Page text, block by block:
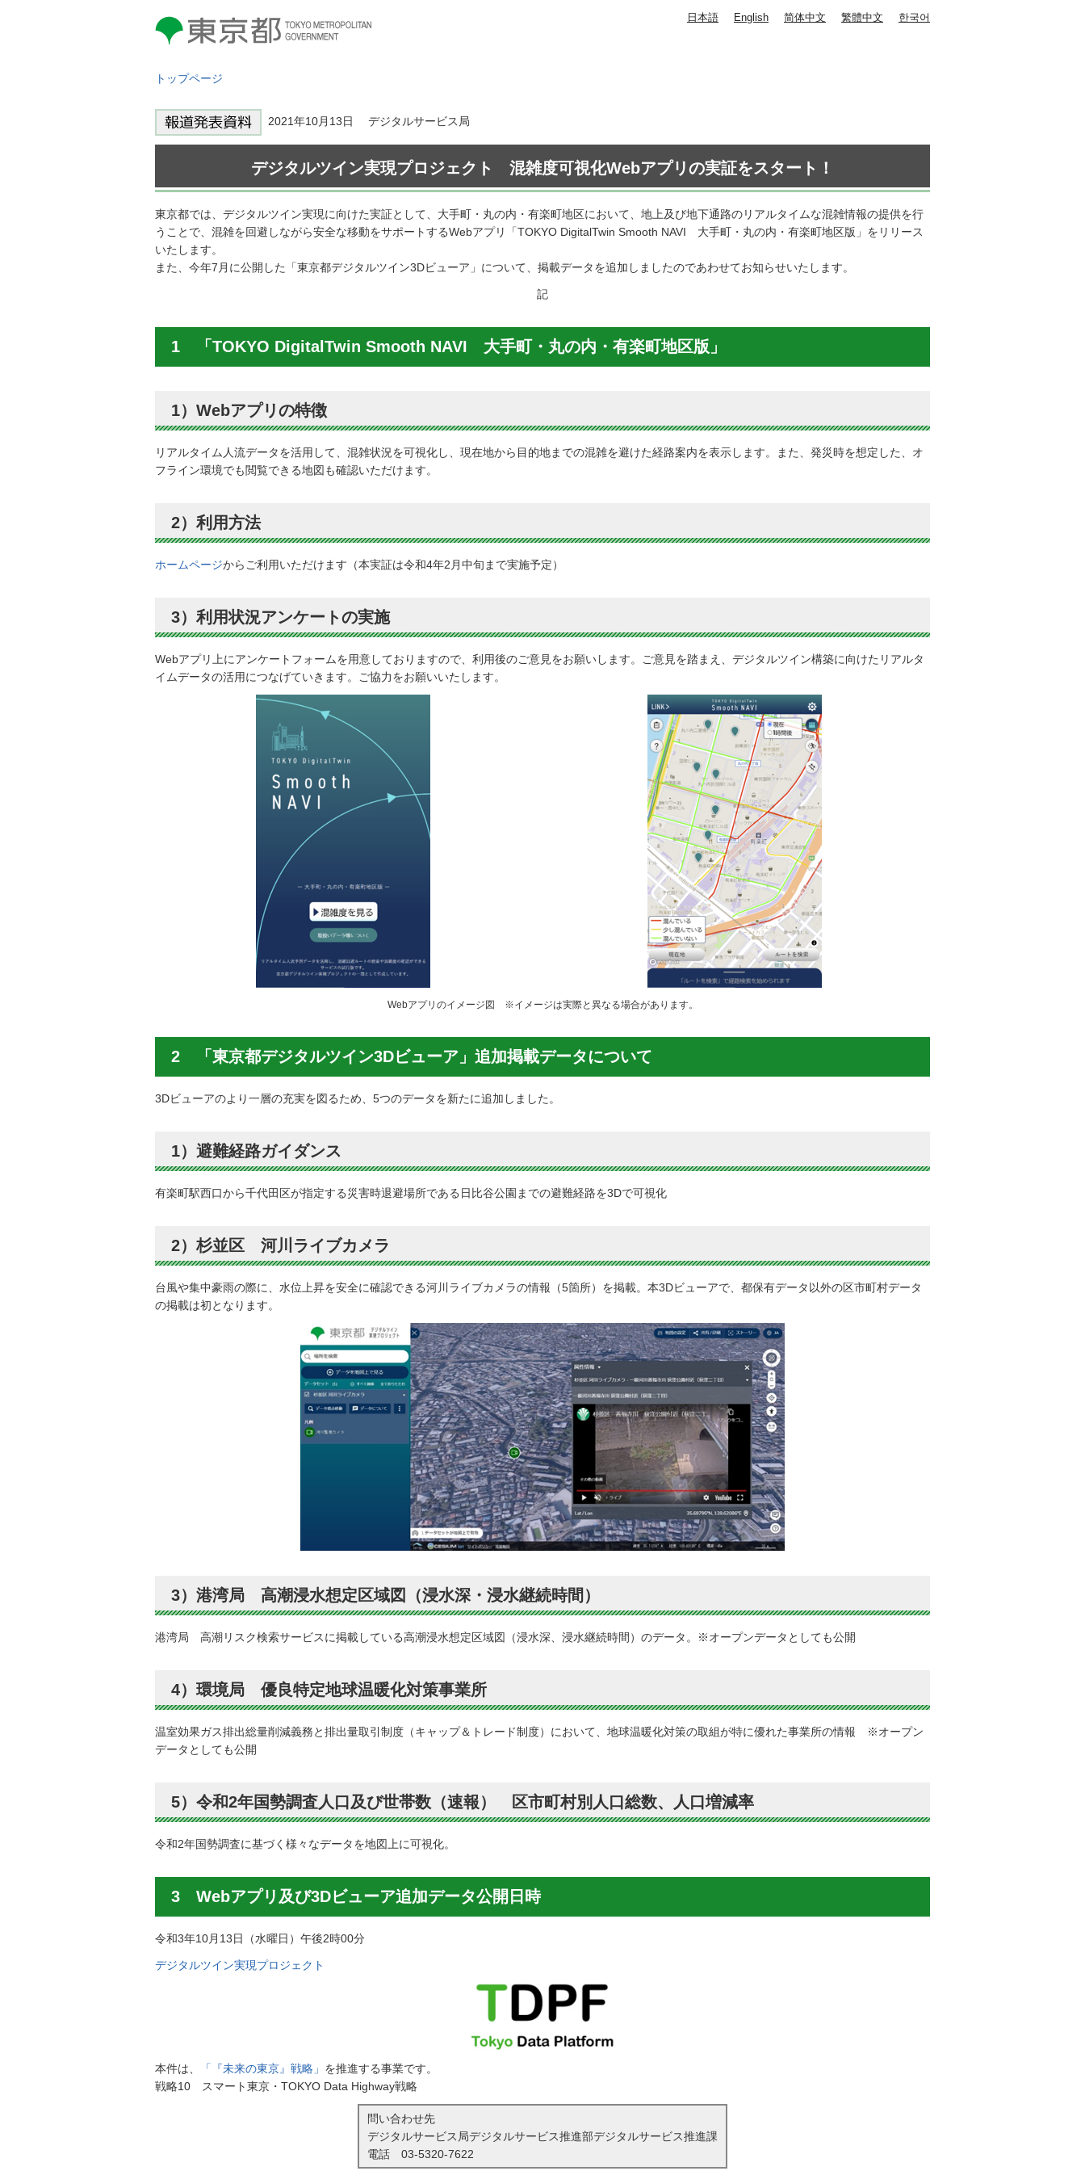
東京都 TOKYO METROPOLITAN
GOVERNMENT
日本語 English 简体中文 繁體中文 한국어
トップページ
2021年10月13日 デジタルサービス局
デジタルツイン実現プロジェクト 混雑度可視化Webアプリの実証をスタート！
東京都では、デジタルツイン実現に向けた実証として、大手町・丸の内・有楽町地区において、地上及び地下通路のリアルタイムな混雑情報の提供を行
うことで、混雑を回避しながら安全な移動をサポートするWebアプリ「TOKYO DigitalTwin Smooth NAVI 大手町・丸の内・有楽町地区版」をリリース
いたします。
また、今年7月に公開した「東京都デジタルツイン3Dビューア」について、掲載データを追加しましたのであわせてお知らせいたします。
記
1 「TOKYO DigitalTwin Smooth NAVI 大手町・丸の内・有楽町地区版」
1）Webアプリの特徴
リアルタイム人流データを活用して、混雑状況を可視化し、現在地から目的地までの混雑を避けた経路案内を表示します。また、発災時を想定した、オ
フライン環境でも閲覧できる地図も確認いただけます。
2）利用方法
ホームページからご利用いただけます（本実証は令和4年2月中旬まで実施予定）
3）利用状況アンケートの実施
Webアプリ上にアンケートフォームを用意しておりますので、利用後のご意見をお願いします。ご意見を踏まえ、デジタルツイン構築に向けたリアルタ
イムデータの活用につなげていきます。ご協力をお願いいたします。
Webアプリのイメージ図 ※イメージは実際と異なる場合があります。
2 「東京都デジタルツイン3Dビューア」追加掲載データについて
3Dビューアのより一層の充実を図るため、5つのデータを新たに追加しました。
1）避難経路ガイダンス
有楽町駅西口から千代田区が指定する災害時退避場所である日比谷公園までの避難経路を3Dで可視化
2）杉並区 河川ライブカメラ
台風や集中豪雨の際に、水位上昇を安全に確認できる河川ライブカメラの情報（5箇所）を掲載。本3Dビューアで、都保有データ以外の区市町村データ
の掲載は初となります。
3）港湾局 高潮浸水想定区域図（浸水深・浸水継続時間）
港湾局 高潮リスク検索サービスに掲載している高潮浸水想定区域図（浸水深、浸水継続時間）のデータ。※オープンデータとしても公開
4）環境局 優良特定地球温暖化対策事業所
温室効果ガス排出総量削減義務と排出量取引制度（キャップ＆トレード制度）において、地球温暖化対策の取組が特に優れた事業所の情報 ※オープン
データとしても公開
5）令和2年国勢調査人口及び世帯数（速報） 区市町村別人口総数、人口増減率
令和2年国勢調査に基づく様々なデータを地図上に可視化。
3 Webアプリ及び3Dビューア追加データ公開日時
令和3年10月13日（水曜日）午後2時00分
デジタルツイン実現プロジェクト
本件は、 「『未来の東京』戦略」 を推進する事業です。
戦略10 スマート東京・TOKYO Data Highway戦略
問い合わせ先
デジタルサービス局デジタルサービス推進部デジタルサービス推進課
電話 03-5320-7622